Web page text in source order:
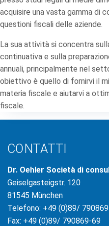
acquisire una vasta gamma di
questioni fiscali delle aziende.
La sua attività si concentra
continuativa e sulla
annuali, principalmente nel
obiettivo è quello di fornirvi il
materia fiscale e aiutarvi a
fiscale.
CONTATTI
Dr. Oehler Società di
Geiselgasteigstr. 120
81545 München
Telefono: +49 (0)89/
Fax: +49 (0)89/ 790869-69